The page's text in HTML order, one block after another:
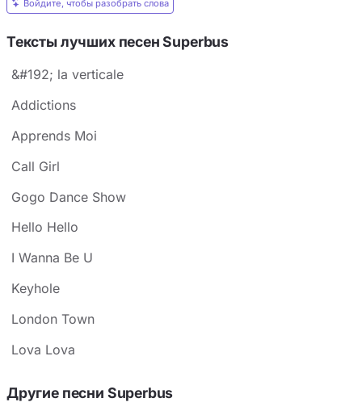
Войдите, чтобы разобрать слова
Тексты лучших песен Superbus
&#192; la verticale
Addictions
Apprends Moi
Call Girl
Gogo Dance Show
Hello Hello
I Wanna Be U
Keyhole
London Town
Lova Lova
Другие песни Superbus